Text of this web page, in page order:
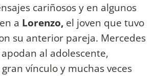
cariñosos y en algunos
a Lorenzo, el joven que tuvo
su anterior pareja. Mercedes
al adolescente,
vínculo y muchas veces